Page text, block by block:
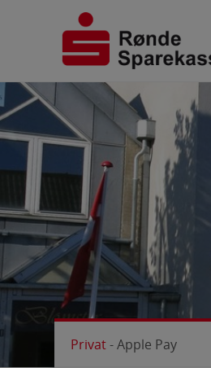
Søg
på
hjemmesiden
Privat-Apple Pay